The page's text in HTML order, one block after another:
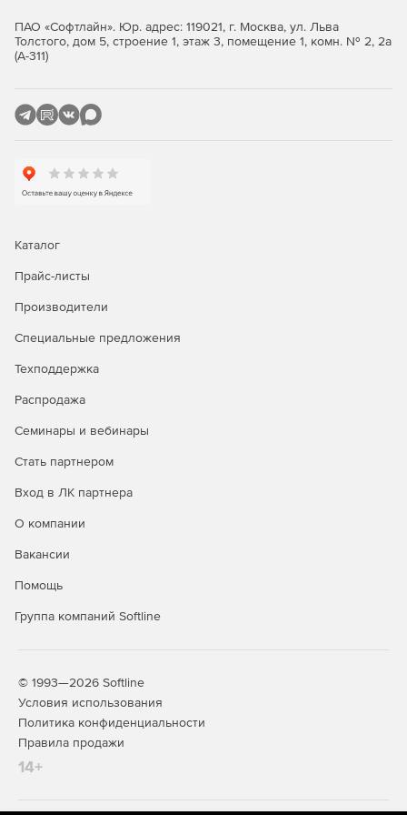
Учет портов и интерфейсов.
Администрирование и мониторинг
инструменты администрирования.
Инструмент Trace route для отображения маршрутов.
Автоматизированное выполнение внешних команд.
Сканирование сетевых портов.
просматривать структуру MIB-файлов и текущие
компьютеров через Интернет.
мониторинг сети с использованием протоколов ICMP,
FTP(s) и внешних утилит.
событий.
использованием внешних утилит.
Создание отчетов по каждому событию, ведение
журналов.
ПАО «Софтлайн». Юр. адрес: 119021, г. Москва, ул. Льва
Толстого, дом 5, строение 1, этаж 3, помещение 1, комн. № 2, 2а
(А-311)
Каталог
Прайс-листы
Производители
Специальные предложения
Техподдержка
Распродажа
Семинары и вебинары
Стать партнером
Вход в ЛК партнера
О компании
Вакансии
Помощь
Группа компаний Softline
© 1993—2026 Softline
Условия использования
Политика конфиденциальности
Правила продажи
14+